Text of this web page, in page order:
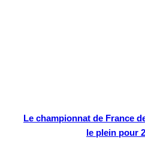
Le championnat de France
le plein pour